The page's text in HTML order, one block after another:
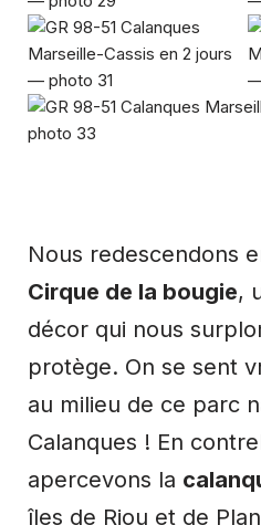
Nous redescendons
Cirque de la bougie,
décor qui nous
protège. On se sent
au milieu de ce parc
Calanques ! En
apercevons la
îles de Riou et de